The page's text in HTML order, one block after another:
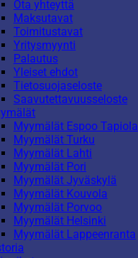
Ota yhteyttä
Maksutavat
Toimitustavat
Yritysmyynti
Palautus
Yleiset ehdot
Tietosuojaseloste
Saavutettavuusseloste
Myymälät Espoo Tapiola
Myymälät Turku
Myymälät Lahti
Myymälät Pori
Myymälät Jyväskylä
Myymälät Kouvola
Myymälät Porvoo
Myymälät Helsinki
Myymälät Lappeenranta